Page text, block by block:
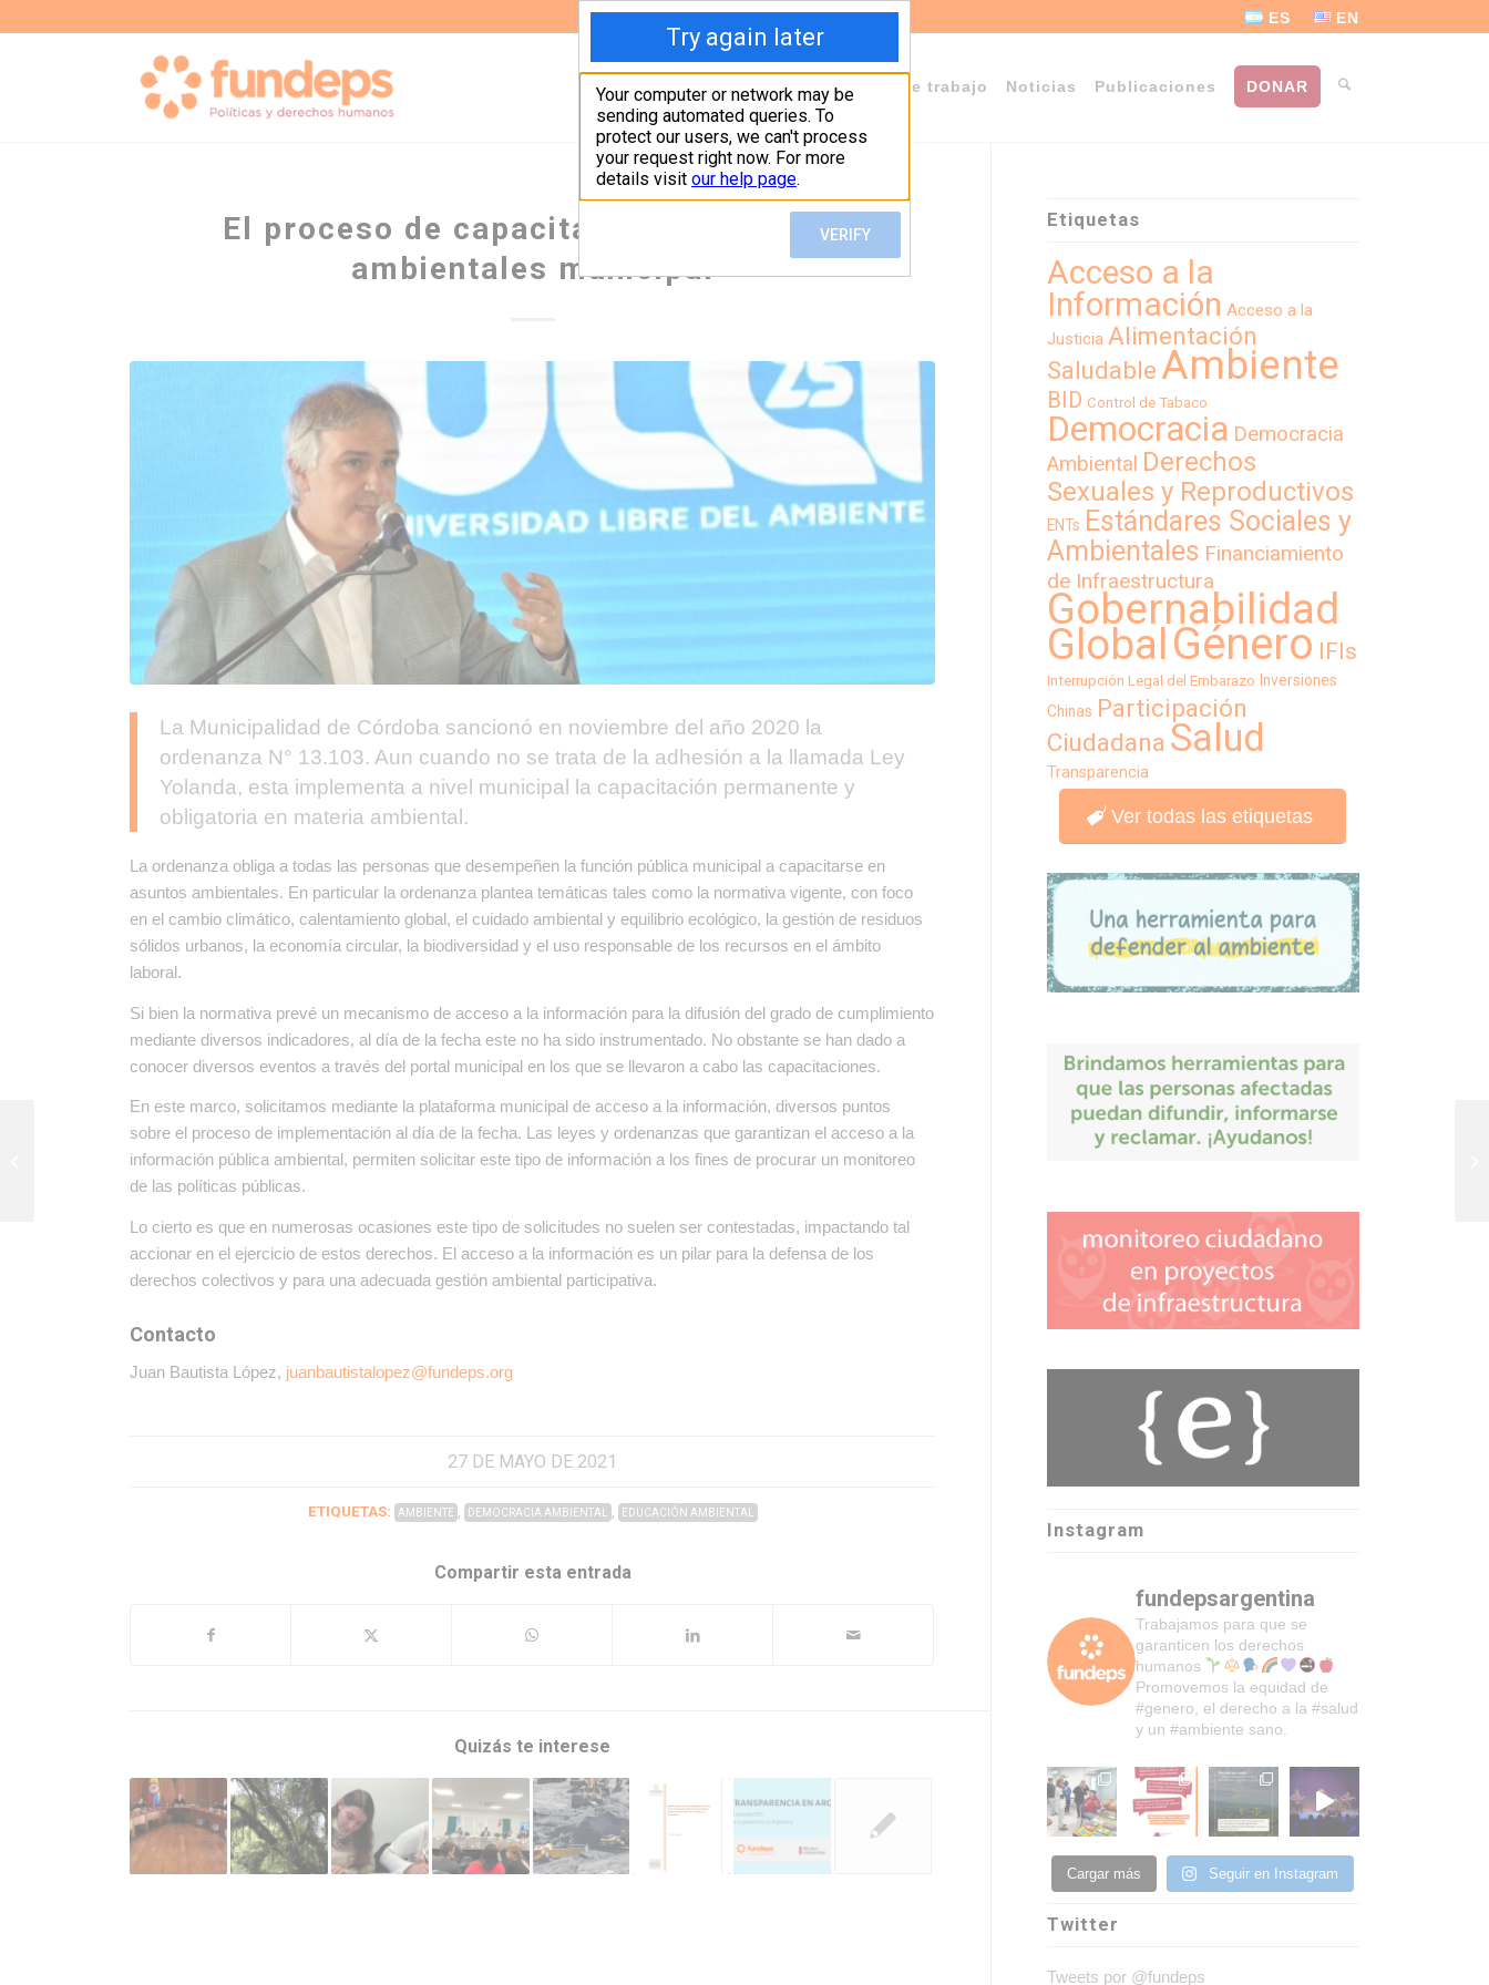
ES EN
Sobre Fundeps Staff Áreas de trabajo Noticias Publicaciones DONAR
El proceso de capacitación en asuntos
ambientales municipal
La Municipalidad de Córdoba sancionó en noviembre del año 2020 la
ordenanza N° 13.103. Aun cuando no se trata de la adhesión a la llamada Ley
Yolanda, esta implementa a nivel municipal la capacitación permanente y
obligatoria en materia ambiental.
La ordenanza obliga a todas las personas que desempeñen la función pública municipal a capacitarse en
asuntos ambientales. En particular la ordenanza plantea temáticas tales como la normativa vigente, con foco
en el cambio climático, calentamiento global, el cuidado ambiental y equilibrio ecológico, la gestión de residuos
sólidos urbanos, la economía circular, la biodiversidad y el uso responsable de los recursos en el ámbito
laboral.
Si bien la normativa prevé un mecanismo de acceso a la información para la difusión del grado de cumplimiento
mediante diversos indicadores, al día de la fecha este no ha sido instrumentado. No obstante se han dado a
conocer diversos eventos a través del portal municipal en los que se llevaron a cabo las capacitaciones.
En este marco, solicitamos mediante la plataforma municipal de acceso a la información, diversos puntos
sobre el proceso de implementación al día de la fecha. Las leyes y ordenanzas que garantizan el acceso a la
información pública ambiental, permiten solicitar este tipo de información a los fines de procurar un monitoreo
de las políticas públicas.
Lo cierto es que en numerosas ocasiones este tipo de solicitudes no suelen ser contestadas, impactando tal
accionar en el ejercicio de estos derechos. El acceso a la información es un pilar para la defensa de los
derechos colectivos y para una adecuada gestión ambiental participativa.
Contacto
Juan Bautista López, juanbautistalopez@fundeps.org
27 DE MAYO DE 2021
ETIQUETAS: AMBIENTE , DEMOCRACIA AMBIENTAL , EDUCACIÓN AMBIENTAL
Compartir esta entrada
Quizás te interese
Etiquetas
Acceso a la
Información Acceso a la
Justicia Alimentación
Saludable Ambiente
BID Control de Tabaco
Democracia Democracia
Ambiental Derechos
Sexuales y Reproductivos
ENTs Estándares Sociales y
Ambientales Financiamiento
de Infraestructura
Gobernabilidad
GlobalGénero IFIs
Interrupción Legal del Embarazo Inversiones
Chinas Participación
Ciudadana Salud
Transparencia
Ver todas las etiquetas
Instagram
fundepsargentina
Trabajamos para que se
garanticen los derechos
humanos
Promovemos la equidad de
#genero, el derecho a la #salud
y un #ambiente sano.
Cargar más Seguir en Instagram
Twitter
Tweets por @fundeps
Movilización en rechazo